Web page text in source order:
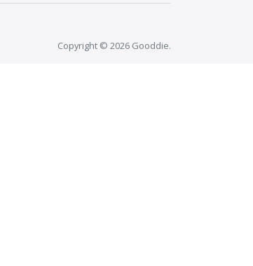
Copyright © 2026 Gooddie.